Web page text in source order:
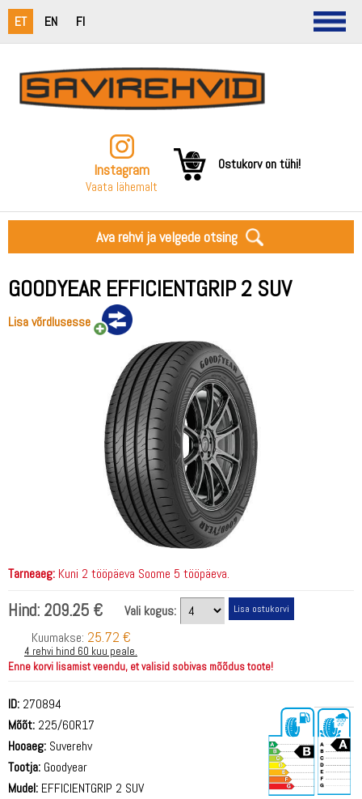
ET EN FI
Instagram
Vaata lähemalt
Ostukorv on tühi!
Ava rehvi ja velgede otsing
GOODYEAR EFFICIENTGRIP 2 SUV
Lisa võrdlusesse
Tarneaeg: Kuni 2 tööpäeva Soome 5 tööpäeva.
Hind: 209.25 €
Vali kogus:
Kuumakse: 25.72 €
4 rehvi hind 60 kuu peale.
Enne korvi lisamist veendu, et valisid sobivas mõõdus toote!
ID: 270894
Mõõt: 225/60R17
Hooaeg: Suverehv
Tootja: Goodyear
Mudel: EFFICIENTGRIP 2 SUV